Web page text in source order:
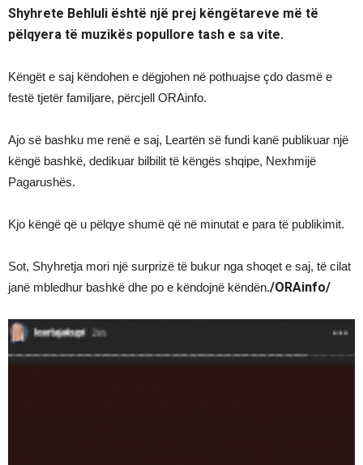
Shyhrete Behluli është një prej këngëtareve më të
pëlqyera të muzikës popullore tash e sa vite.
Këngët e saj këndohen e dëgjohen në pothuajse çdo dasmë e
festë tjetër familjare, përcjell ORAinfo.
Ajo së bashku me renë e saj, Leartën së fundi kanë publikuar një
këngë bashkë, dedikuar bilbilit të këngës shqipe, Nexhmijë
Pagarushës.
Kjo këngë që u pëlqye shumë që në minutat e para të publikimit.
Sot, Shyhretja mori një surprizë të bukur nga shoqet e saj, të cilat
janë mbledhur bashkë dhe po e këndojnë këndën./ORAinfo/